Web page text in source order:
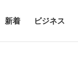
新着 ビジネス